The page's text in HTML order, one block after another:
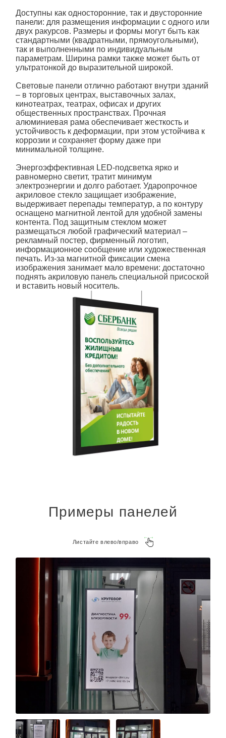
Доступны как односторонние, так и двусторонние
панели: для размещения информации с одного или
двух ракурсов. Размеры и формы могут быть как
стандартными (квадратными, прямоугольными),
так и выполненными по индивидуальным
параметрам. Ширина рамки также может быть от
ультратонкой до выразительной широкой.
Световые панели отлично работают внутри зданий
– в торговых центрах, выставочных залах,
кинотеатрах, театрах, офисах и других
общественных пространствах. Прочная
алюминиевая рама обеспечивает жесткость и
устойчивость к деформации, при этом устойчива к
коррозии и сохраняет форму даже при
минимальной толщине.
Энергоэффективная LED-подсветка ярко и
равномерно светит, тратит минимум
электроэнергии и долго работает. Ударопрочное
акриловое стекло защищает изображение,
выдерживает перепады температур, а по контуру
оснащено магнитной лентой для удобной замены
контента. Под защитным стеклом может
размещаться любой графический материал –
рекламный постер, фирменный логотип,
информационное сообщение или художественная
печать. Из-за магнитной фиксации смена
изображения занимает мало времени: достаточно
поднять акриловую панель специальной присоской
и вставить новый носитель.
Примеры панелей
Листайте влево/вправо